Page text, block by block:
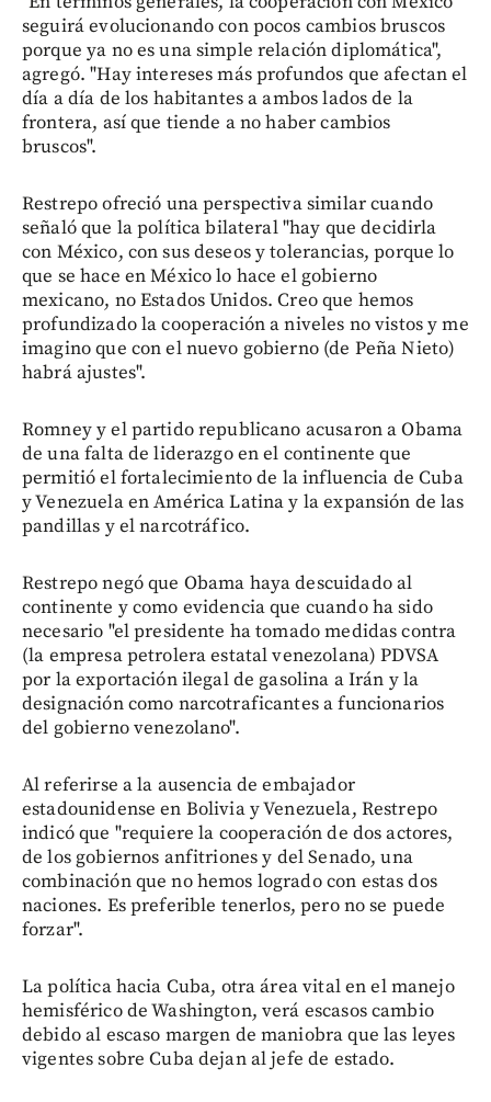
seguirá evolucionando con pocos cambios bruscos
porque ya no es una simple relación diplomática",
agregó. "Hay intereses más profundos que afectan el
día a día de los habitantes a ambos lados de la
frontera, así que tiende a no haber cambios
bruscos".
Restrepo ofreció una perspectiva similar cuando
señaló que la política bilateral "hay que decidirla
con México, con sus deseos y tolerancias, porque lo
que se hace en México lo hace el gobierno
mexicano, no Estados Unidos. Creo que hemos
profundizado la cooperación a niveles no vistos y me
imagino que con el nuevo gobierno (de Peña Nieto)
habrá ajustes".
Romney y el partido republicano acusaron a Obama
de una falta de liderazgo en el continente que
permitió el fortalecimiento de la influencia de Cuba
y Venezuela en América Latina y la expansión de las
pandillas y el narcotráfico.
Restrepo negó que Obama haya descuidado al
continente y como evidencia que cuando ha sido
necesario "el presidente ha tomado medidas contra
(la empresa petrolera estatal venezolana) PDVSA
por la exportación ilegal de gasolina a Irán y la
designación como narcotraficantes a funcionarios
del gobierno venezolano".
Al referirse a la ausencia de embajador
estadounidense en Bolivia y Venezuela, Restrepo
indicó que "requiere la cooperación de dos actores,
de los gobiernos anfitriones y del Senado, una
combinación que no hemos logrado con estas dos
naciones. Es preferible tenerlos, pero no se puede
forzar".
La política hacia Cuba, otra área vital en el manejo
hemisférico de Washington, verá escasos cambio
debido al escaso margen de maniobra que las leyes
vigentes sobre Cuba dejan al jefe de estado.